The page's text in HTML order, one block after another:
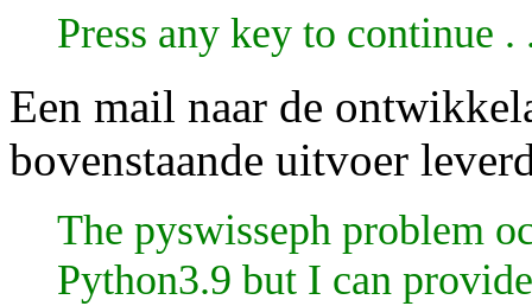
Press any key to continue .
Een mail naar de
bovenstaande uitvoer
The pyswisseph problem
Python3.9 but I can